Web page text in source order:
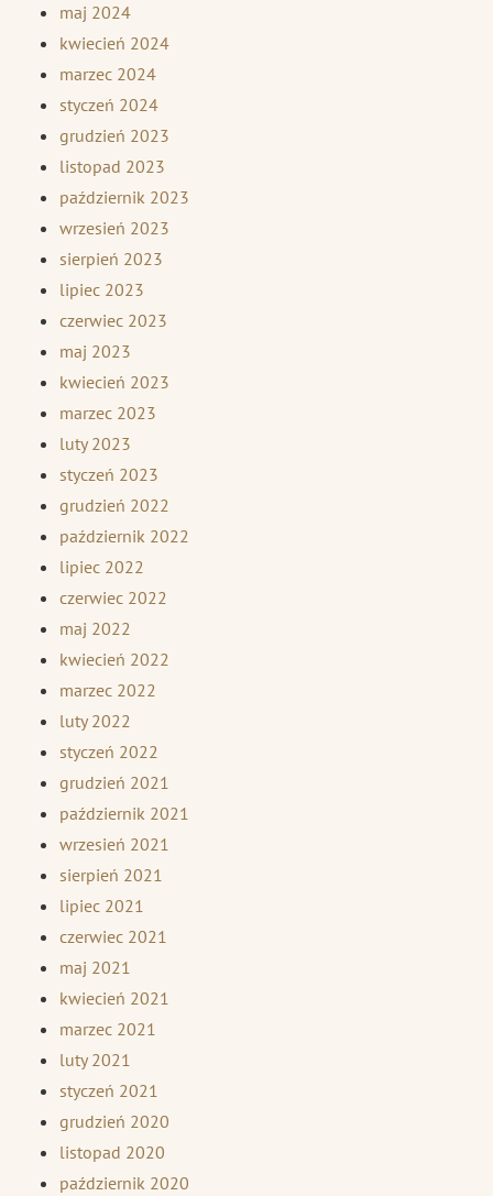
maj 2024
kwiecień 2024
marzec 2024
styczeń 2024
grudzień 2023
listopad 2023
październik 2023
wrzesień 2023
sierpień 2023
lipiec 2023
czerwiec 2023
maj 2023
kwiecień 2023
marzec 2023
luty 2023
styczeń 2023
grudzień 2022
październik 2022
lipiec 2022
czerwiec 2022
maj 2022
kwiecień 2022
marzec 2022
luty 2022
styczeń 2022
grudzień 2021
październik 2021
wrzesień 2021
sierpień 2021
lipiec 2021
czerwiec 2021
maj 2021
kwiecień 2021
marzec 2021
luty 2021
styczeń 2021
grudzień 2020
listopad 2020
październik 2020